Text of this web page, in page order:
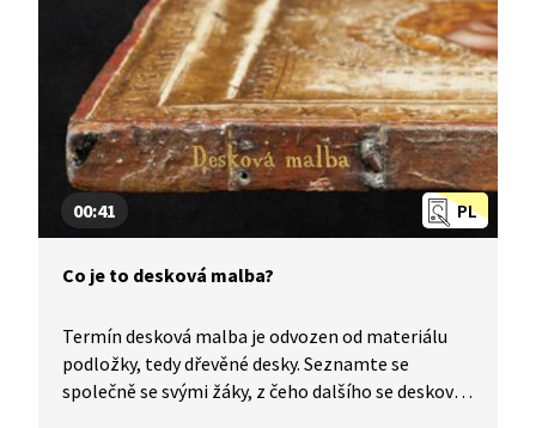
PL
00:41
Co je to desková malba?
Termín desková malba je odvozen od materiálu
podložky, tedy dřevěné desky. Seznamte se
společně se svými žáky, z čeho dalšího se desková